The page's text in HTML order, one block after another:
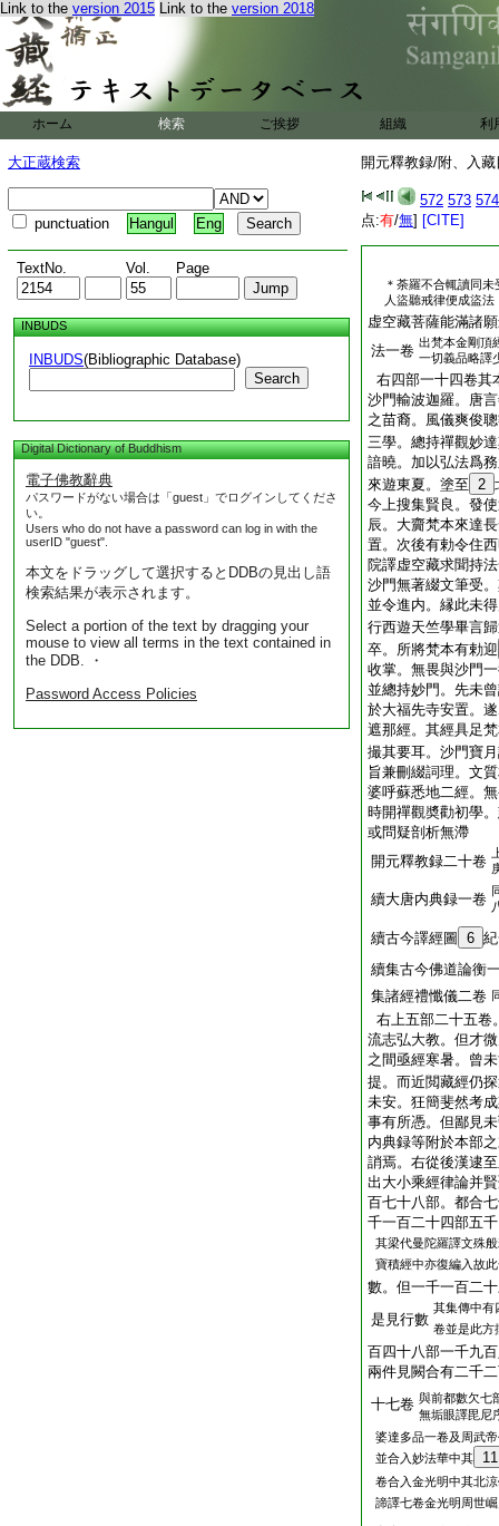
Link to the version 2015 Link to the version 2018
ホーム 検索 ご挨拶 組織 利
大正蔵検索
punctuation Hangul Eng
TextNo. Vol. Page
INBUDS
INBUDS(Bibliographic Database)
Search
Digital Dictionary of Buddhism
電子佛教辭典
パスワードがない場合は「guest」でログインしてくださ
い。
Users who do not have a password can log in with the
userID "guest".
本文をドラッグして選択するとDDBの見出し語
検索結果が表示されます。
Select a portion of the text by dragging your
mouse to view all terms in the text contained in
the DDB. ・
Password Access Policies
開元釋教録/附、入
572 573 574
点:有/無] [CITE]
＊荼羅不合輒讀同未
人盜聽戒律便成盜法
虚空藏菩薩能滿諸
法一卷 出梵本金剛頂
一切義品略譯
右四部一十四卷其
沙門輸波迦羅。唐
之苗裔。風儀爽俊
三學。總持禪觀妙
諳曉。加以弘法爲
來遊東夏。塗至 2
今上搜集賢良。發
辰。大齎梵本來達
置。次後有勅令住
院譯虚空藏求聞持
沙門無著綴文筆受
並令進内。縁此未
行西遊天竺學畢言
卒。所將梵本有勅迎
收掌。無畏與沙門
並總持妙門。先未
於大福先寺安置。
遮那經。其經具足
撮其要耳。沙門寶
旨兼刪綴詞理。文
婆呼蘇悉地二經。
時開禪觀奬勸初學
或問疑剖析無滯
開元釋教録二十卷
續大唐内典録一卷
續古今譯經圖 6
續集古今佛道論衡
集諸經禮懺儀二卷
右上五部二十五卷
流志弘大教。但才
之間亟經寒暑。曾
提。而近閲藏經仍
未安。狂簡斐然考
事有所憑。但鄙見
内典録等附於本部
誚焉。右從後漢逮
出大小乘經律論并
百七十八部。都合
千一百二十四部五
其梁代曼陀羅譯文殊
寶積經中亦復編入故
數。但一千一百二
是見行數
其集傳中有
卷並是此方
百四十八部一千九
兩件見闕合有二千
十七卷 與前都數欠七
無垢眼譯毘尼
婆達多品一卷及周武
並合入妙法華中其
11
卷合入金光明中其北
諦譯七卷金光明周世